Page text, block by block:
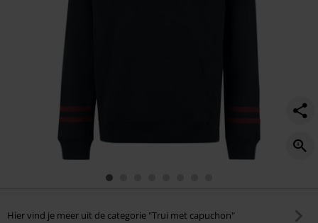
Hier vind je meer uit de categorie "Trui met capuchon"